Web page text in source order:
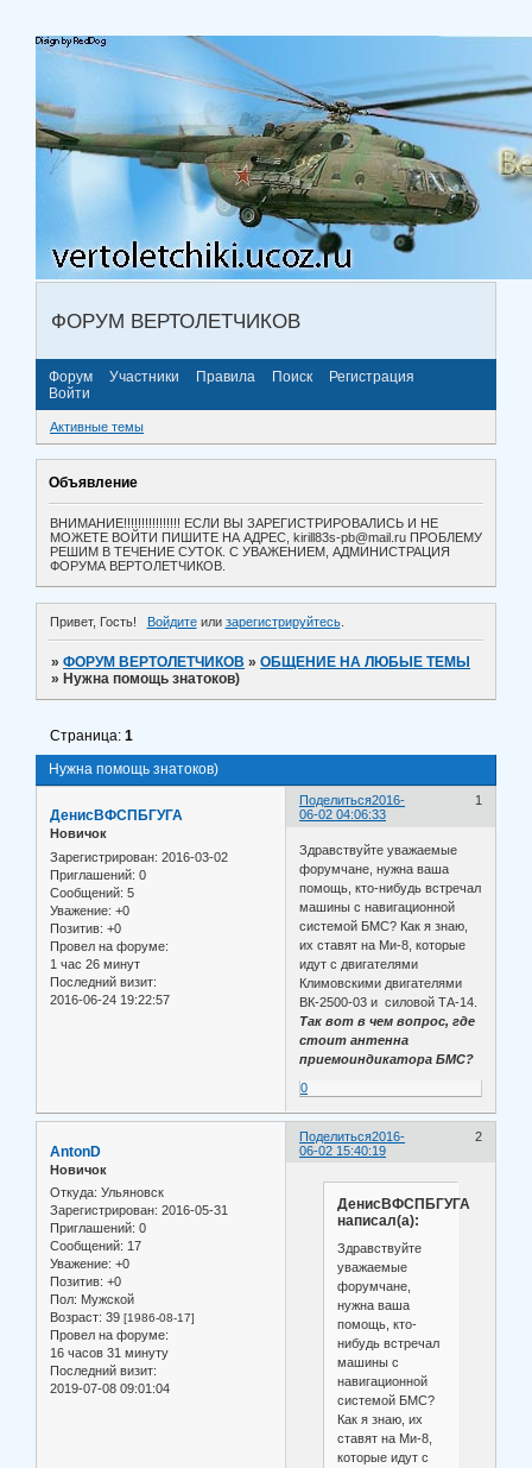
ФОРУМ ВЕРТОЛЕТЧИКОВ
Форум Участники Правила Поиск
Регистрация
Войти
Активные темы
Объявление
ВНИМАНИЕ!!!!!!!!!!!!!!!! ЕСЛИ ВЫ ЗАРЕГИСТРИРОВАЛИСЬ И НЕ
МОЖЕТЕ ВОЙТИ ПИШИТЕ НА АДРЕС, kirill83s-pb@mail.ru ПРОБЛЕМУ
РЕШИМ В ТЕЧЕНИЕ СУТОК. С УВАЖЕНИЕМ, АДМИНИСТРАЦИЯ
ФОРУМА ВЕРТОЛЕТЧИКОВ.
Привет, Гость! Войдитеили зарегистрируйтесь.
»ФОРУМ ВЕРТОЛЕТЧИКОВ »ОБЩЕНИЕ НА ЛЮБЫЕ ТЕМЫ
» Нужна помощь знатоков)
Нужна помощь знатоков)
Страница:1
Поделиться 1
2016-
06-02 04:06:33
ДенисВФСПБГУГА
Новичок
Зарегистрирован: 2016-03-02
Приглашений: 0
Сообщений: 5
Уважение: +0
Позитив: +0
Провел на форуме:
1 час 26 минут
Последний визит:
2016-06-24 19:22:57
Здравствуйте уважаемые
форумчане, нужна ваша
помощь, кто-нибудь встречал
машины с навигационной
системой БМС? Как я знаю,
их ставят на Ми-8, которые
идут с двигателями
Климовскими двигателями
ВК-2500-03 и силовой ТА-14.
Так вот в чем вопрос, где
стоит антенна
приемоиндикатора БМС?
0
Поделиться 2
2016-
06-02 15:40:19
AntonD
Новичок
Откуда: Ульяновск
Зарегистрирован: 2016-05-31
Приглашений: 0
Сообщений: 17
Уважение: +0
Позитив: +0
Пол: Мужской
Возраст: 39 [1986-08-17]
Провел на форуме:
16 часов 31 минуту
Последний визит:
2019-07-08 09:01:04
ДенисВФСПБГУГА
написал(а):
Здравствуйте
уважаемые
форумчане,
нужна ваша
помощь, кто-
нибудь встречал
машины с
навигационной
системой БМС?
Как я знаю, их
ставят на Ми-8,
которые идут с